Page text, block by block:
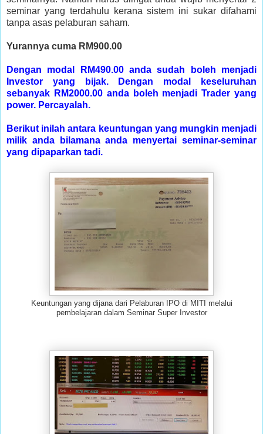
seminar yang terdahulu kerana sistem ini sukar difahami
tanpa asas pelaburan saham.
Yurannya cuma RM900.00
Dengan modal RM490.00 anda sudah boleh menjadi
Investor yang bijak. Dengan modal keseluruhan
sebanyak RM2000.00 anda boleh menjadi Trader yang
power. Percayalah.
Berikut inilah antara keuntungan yang mungkin menjadi
milik anda bilamana anda menyertai seminar-seminar
yang dipaparkan tadi.
Keuntungan yang dijana dari Pelaburan IPO di MITI melalui
pembelajaran dalam Seminar Super Investor